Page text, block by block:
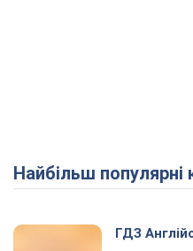
Найбільш популярні
ГДЗ